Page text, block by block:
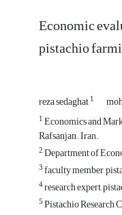
Economic
pistachio
reza sedaghat1
1Economics and
Rafsanjan. Iran.
2Department of
3faculty member,
4research expert,
5Pistachio Research